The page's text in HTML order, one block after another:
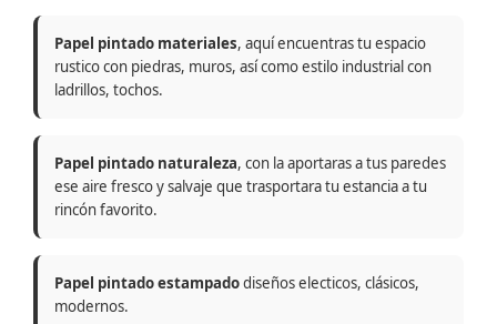
Papel pintado materiales, aquí encuentras tu espacio
rustico con piedras, muros, así como estilo industrial con
ladrillos, tochos.
Papel pintado naturaleza, con la aportaras a tus paredes
ese aire fresco y salvaje que trasportara tu estancia a tu
rincón favorito.
Papel pintado estampadodiseños electicos, clásicos,
modernos.